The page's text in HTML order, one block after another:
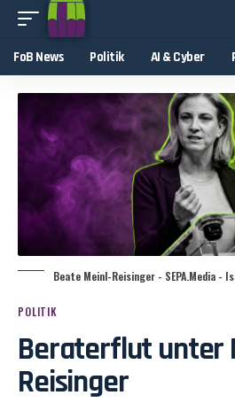
FoB News Politik AI & Cyber
Beate Meinl-Reisinger - SEPA.Media -
POLITIK
Beraterflut unter
Reisinger